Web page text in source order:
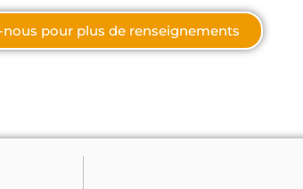
pour plus de renseignements